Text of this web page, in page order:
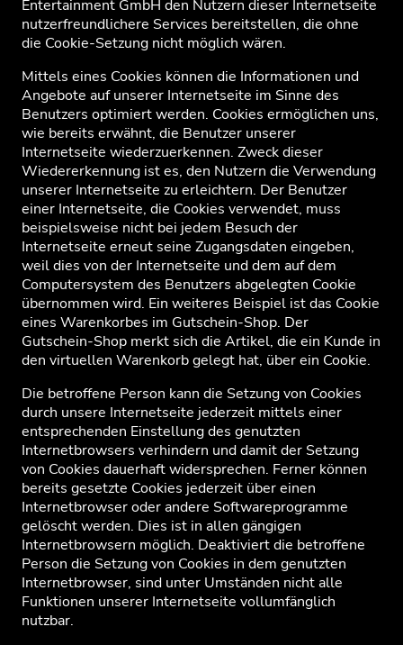
Entertainment GmbH den Nutzern dieser Internetseite
nutzerfreundlichere Services bereitstellen, die ohne
die Cookie-Setzung nicht möglich wären.
Mittels eines Cookies können die Informationen und
Angebote auf unserer Internetseite im Sinne des
Benutzers optimiert werden. Cookies ermöglichen uns,
wie bereits erwähnt, die Benutzer unserer
Internetseite wiederzuerkennen. Zweck dieser
Wiedererkennung ist es, den Nutzern die Verwendung
unserer Internetseite zu erleichtern. Der Benutzer
einer Internetseite, die Cookies verwendet, muss
beispielsweise nicht bei jedem Besuch der
Internetseite erneut seine Zugangsdaten eingeben,
weil dies von der Internetseite und dem auf dem
Computersystem des Benutzers abgelegten Cookie
übernommen wird. Ein weiteres Beispiel ist das Cookie
eines Warenkorbes im Gutschein-Shop. Der
Gutschein-Shop merkt sich die Artikel, die ein Kunde in
den virtuellen Warenkorb gelegt hat, über ein Cookie.
Die betroffene Person kann die Setzung von Cookies
durch unsere Internetseite jederzeit mittels einer
entsprechenden Einstellung des genutzten
Internetbrowsers verhindern und damit der Setzung
von Cookies dauerhaft widersprechen. Ferner können
bereits gesetzte Cookies jederzeit über einen
Internetbrowser oder andere Softwareprogramme
gelöscht werden. Dies ist in allen gängigen
Internetbrowsern möglich. Deaktiviert die betroffene
Person die Setzung von Cookies in dem genutzten
Internetbrowser, sind unter Umständen nicht alle
Funktionen unserer Internetseite vollumfänglich
nutzbar.